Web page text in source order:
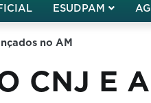
ESUDPAM
no AM
CNJ E